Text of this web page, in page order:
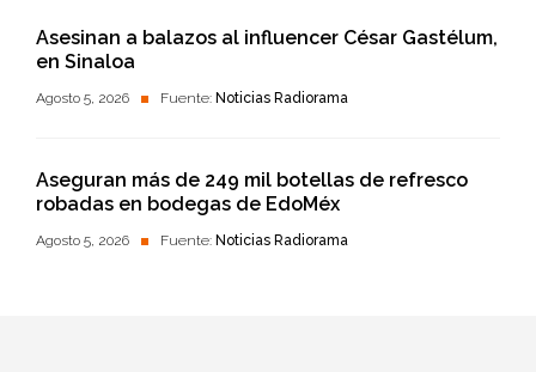
Asesinan a balazos al influencer César Gastélum,
en Sinaloa
Agosto 5, 2026 Fuente: Noticias Radiorama
Aseguran más de 249 mil botellas de refresco
robadas en bodegas de EdoMéx
Agosto 5, 2026 Fuente: Noticias Radiorama